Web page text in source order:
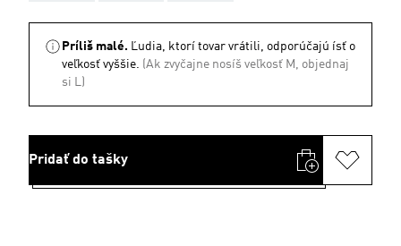
Príliš malé. Ľudia, ktorí tovar vrátili, odporúčajú ísť o
veľkosť vyššie. (Ak zvyčajne nosíš veľkosť M, objednaj
si L)
Pridať do tašky